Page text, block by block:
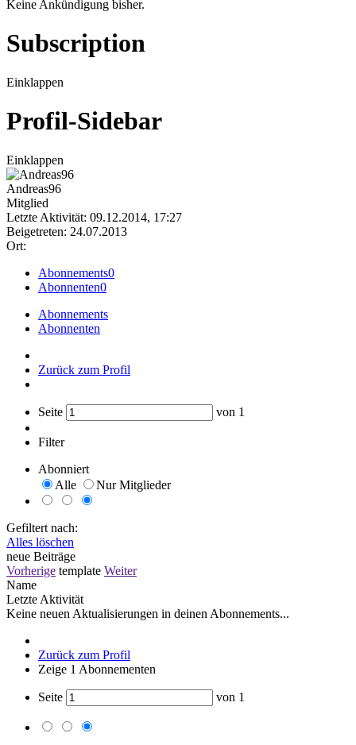
Keine Ankündigung bisher.
Subscription
Einklappen
Profil-Sidebar
Einklappen
Andreas96
Mitglied
Letzte Aktivität: 09.12.2014, 17:27
Beigetreten: 24.07.2013
Ort:
Abonnements0
Abonnenten0
Abonnements
Abonnenten
Zurück zum Profil
Seite von 1
Filter
Abonniert
Alle
Nur Mitglieder
Gefiltert nach:
Alles löschen
neue Beiträge
Vorherige template Weiter
Name
Letzte Aktivität
Keine neuen Aktualisierungen in deinen Abonnements...
Zurück zum Profil
Zeige 1 Abonnementen
Seite von 1